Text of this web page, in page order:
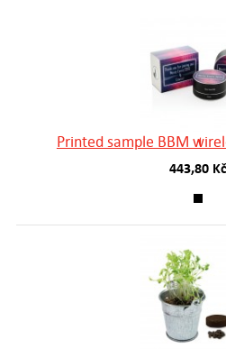
Printed sample BBM
443,80 Kč